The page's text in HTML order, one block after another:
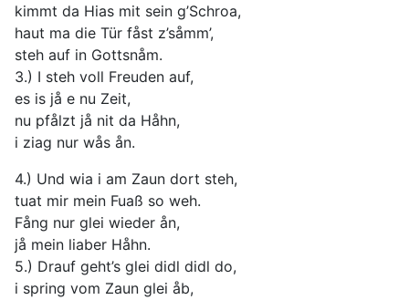
kimmt da Hias mit sein g’Schroa,
haut ma die Tür fåst z’såmm’,
steh auf in Gottsnåm.
3.) I steh voll Freuden auf,
es is jå e nu Zeit,
nu pfålzt jå nit da Håhn,
i ziag nur wås ån.
4.) Und wia i am Zaun dort steh,
tuat mir mein Fuaß so weh.
Fång nur glei wieder ån,
jå mein liaber Håhn.
5.) Drauf geht’s glei didl didl do,
i spring vom Zaun glei åb,